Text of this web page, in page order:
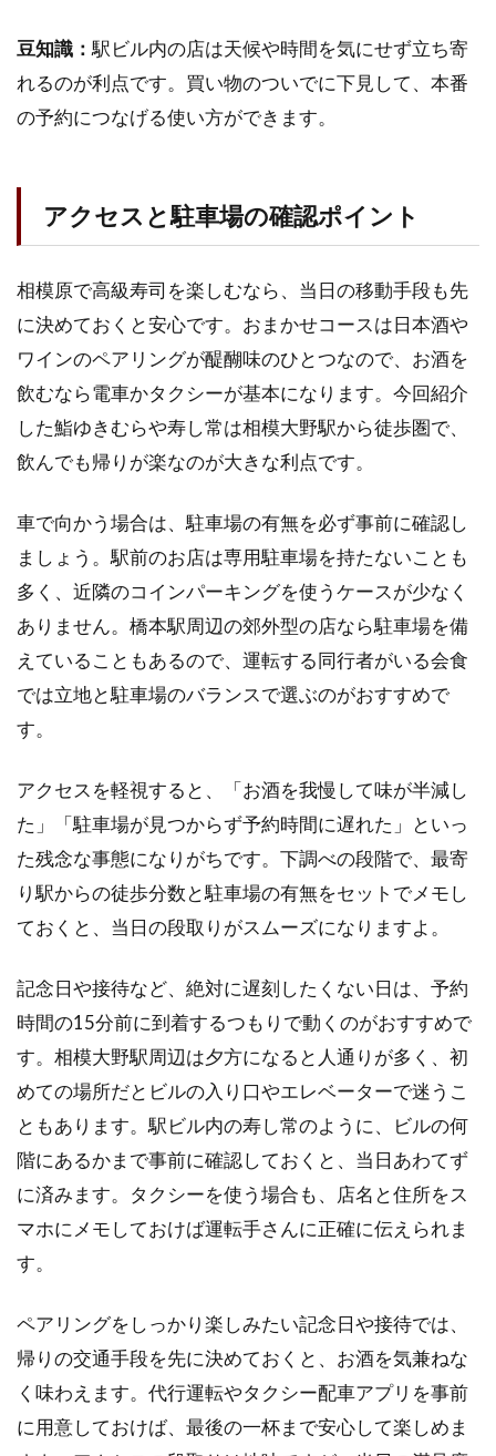
豆知識： 駅ビル内の店は天候や時間を気にせず立ち寄
れるのが利点です。買い物のついでに下見して、本番
の予約につなげる使い方ができます。
アクセスと駐車場の確認ポイント
相模原で高級寿司を楽しむなら、当日の移動手段も先
に決めておくと安心です。おまかせコースは日本酒や
ワインのペアリングが醍醐味のひとつなので、お酒を
飲むなら電車かタクシーが基本になります。今回紹介
した鮨ゆきむらや寿し常は相模大野駅から徒歩圏で、
飲んでも帰りが楽なのが大きな利点です。
車で向かう場合は、駐車場の有無を必ず事前に確認し
ましょう。駅前のお店は専用駐車場を持たないことも
多く、近隣のコインパーキングを使うケースが少なく
ありません。橋本駅周辺の郊外型の店なら駐車場を備
えていることもあるので、運転する同行者がいる会食
では立地と駐車場のバランスで選ぶのがおすすめで
す。
アクセスを軽視すると、「お酒を我慢して味が半減し
た」「駐車場が見つからず予約時間に遅れた」といっ
た残念な事態になりがちです。下調べの段階で、最寄
り駅からの徒歩分数と駐車場の有無をセットでメモし
ておくと、当日の段取りがスムーズになりますよ。
記念日や接待など、絶対に遅刻したくない日は、予約
時間の15分前に到着するつもりで動くのがおすすめで
す。相模大野駅周辺は夕方になると人通りが多く、初
めての場所だとビルの入り口やエレベーターで迷うこ
ともあります。駅ビル内の寿し常のように、ビルの何
階にあるかまで事前に確認しておくと、当日あわてず
に済みます。タクシーを使う場合も、店名と住所をス
マホにメモしておけば運転手さんに正確に伝えられま
す。
ペアリングをしっかり楽しみたい記念日や接待では、
帰りの交通手段を先に決めておくと、お酒を気兼ねな
く味わえます。代行運転やタクシー配車アプリを事前
に用意しておけば、最後の一杯まで安心して楽しめま